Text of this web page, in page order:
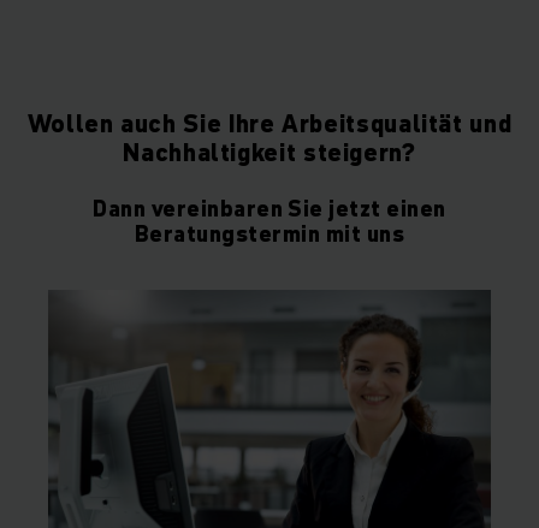
Wollen auch Sie Ihre Arbeitsqualität und
Nachhaltigkeit steigern?
Dann vereinbaren Sie jetzt einen
Beratungstermin mit uns